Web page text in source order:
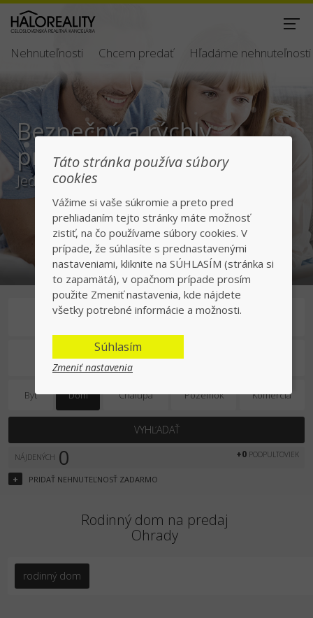
Nehnuteľnosti Chcem predať Hľadáme nehnuteľnosti
Bezpečný a rýchly
predaj/kúpa
Jednotka v realitách na slovenskom trhu
Na predaj
Byt Dom Chalupa Pozemok Komercia
VYHĽADAŤ
NÁJDENÝCH 0 +0 PODPULTOVIEK
+ PRIDAŤ NEHNUTEĽNOSŤ ZADARMO
Rodinný dom na predaj
Ohrady
rodinný dom
Táto stránka používa súbory
cookies
Vážime si vaše súkromie a preto pred
prehliadaním tejto stránky máte možnosť
zistiť, na čo používame súbory cookies. V
prípade, že súhlasíte s prednastavenými
nastaveniami, kliknite na SÚHLASÍM (stránka si
to zapamätá), v opačnom prípade prosím
použite Zmeniť nastavenia, kde nájdete
všetky potrebné informácie a možnosti.
Súhlasím
Zmeniť nastavenia